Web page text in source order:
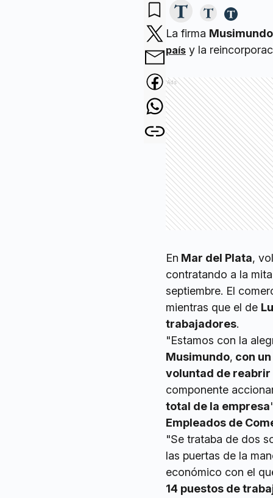
La firma Musimundo
país y la
Ads
En Mar del Plata,
contratando a la
septiembre. El
mientras que el de
trabajadores.
"Estamos con la
Musimundo, con
voluntad de reabrir
componente
total de la empresa
Empleados de
"Se trataba de dos
las puertas de la
económico con el
14 puestos de